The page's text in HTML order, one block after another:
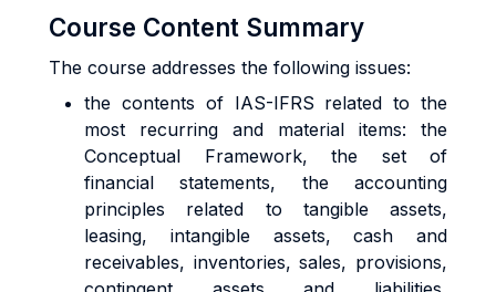
Course Content Summary
The course addresses the following issues:
the contents of IAS-IFRS related to the
most recurring and material items: the
Conceptual Framework, the set of
financial statements, the accounting
principles related to tangible assets,
leasing, intangible assets, cash and
receivables, inventories, sales, provisions,